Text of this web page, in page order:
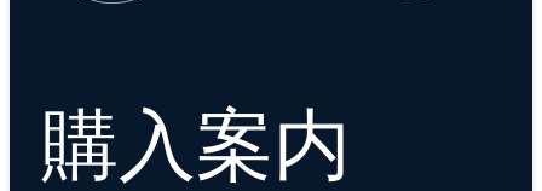
購入案内